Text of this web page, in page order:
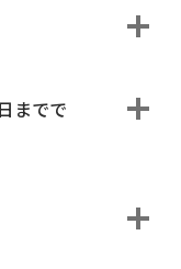
までで